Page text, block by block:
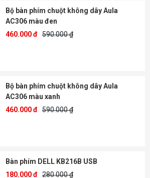
Bộ bàn phím chuột không dây Aula
AC306 màu đen
460.000 đ 590.000 ₫
Bộ bàn phím chuột không dây Aula
AC306 màu xanh
460.000 đ 590.000 ₫
Bàn phím DELL KB216B USB
180.000 đ 280.000 ₫